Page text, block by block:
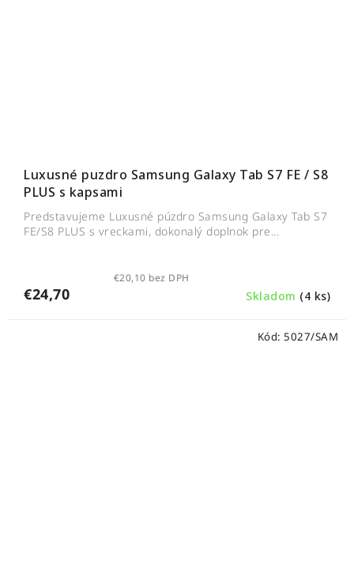
Luxusné puzdro Samsung Galaxy Tab S7 FE / S8
PLUS s kapsami
Skladom (4 ks)
€20,10 bez DPH
€24,70
Predstavujeme Luxusné púzdro Samsung Galaxy Tab S7
FE/S8 PLUS s vreckami, dokonalý doplnok pre...
Kód: 5027/SAM